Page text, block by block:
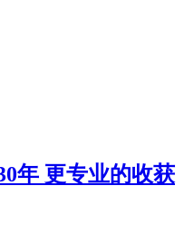
年 更专业的收获